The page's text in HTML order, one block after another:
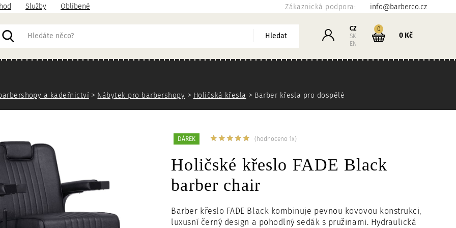
Služby Oblíbené Zákaznická podpora: info@barberco.cz
Hledat Přihlášení
CZ
SK
EN
Košík
0kusů
0 Kč
a kadeřnictví Nábytek pro barbershopy Holičská křesla Barber křesla pro dospělé
Holičské křeslo FADE Black
barber chair
DÁREK (hodnoceno 1x)
Barber křeslo FADE Black kombinuje pevnou kovovou konstrukci,
luxusní černý design a pohodlný sedák s pružinami. Hydraulická